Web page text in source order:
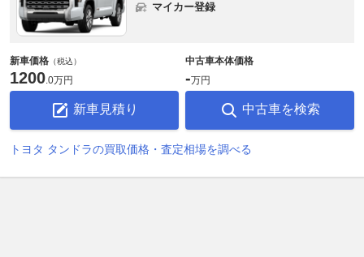
マイカー登録
新車価格 （税込）
1200.0万円
新車見積り
中古車本体価格
-万円
中古車を検索
トヨタ タンドラの買取価格・査定相場を調べる